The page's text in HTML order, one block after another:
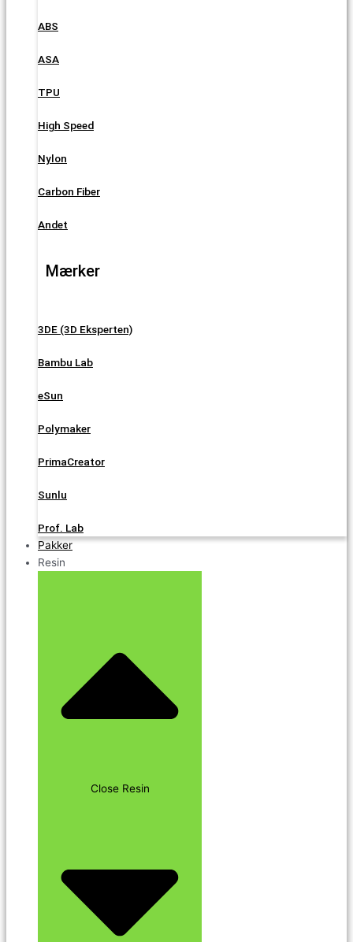
ABS
ASA
TPU
High Speed
Nylon
Carbon Fiber
Andet
Mærker
3DE (3D Eksperten)
Bambu Lab
eSun
Polymaker
PrimaCreator
Sunlu
Prof. Lab
Pakker
Resin
Close Resin